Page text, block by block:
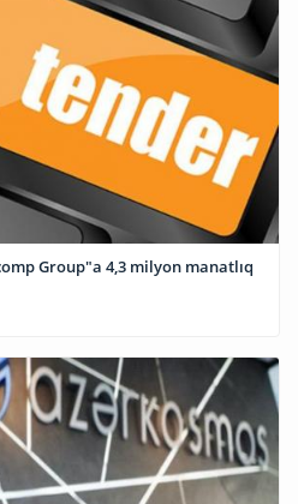
Group"a 4,3 milyon manatlıq